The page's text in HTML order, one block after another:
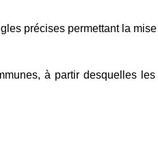
précises permettant la
à partir desquelles